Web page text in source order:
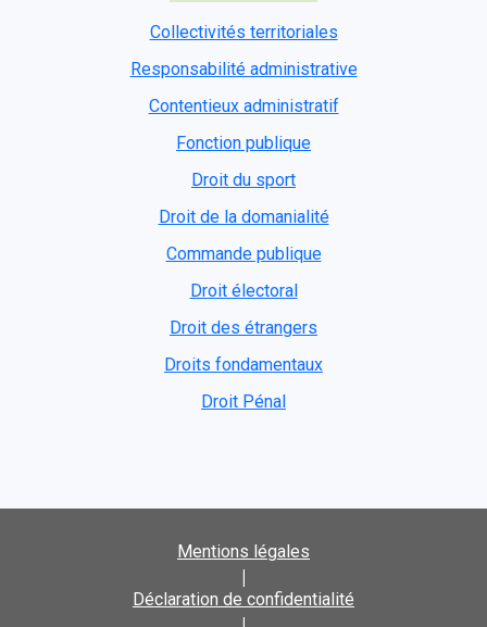
Collectivités territoriales
Responsabilité administrative
Contentieux administratif
Fonction publique
Droit du sport
Droit de la domanialité
Commande publique
Droit électoral
Droit des étrangers
Droits fondamentaux
Droit Pénal
Mentions légales
|
Déclaration de confidentialité